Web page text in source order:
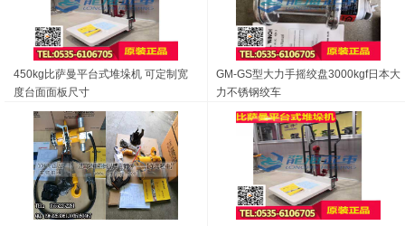
450kg比萨曼平台式堆垛机 可定制宽
度台面面板尺寸
GM-GS型大力手摇绞盘3000kgf日本大
力不锈钢绞车